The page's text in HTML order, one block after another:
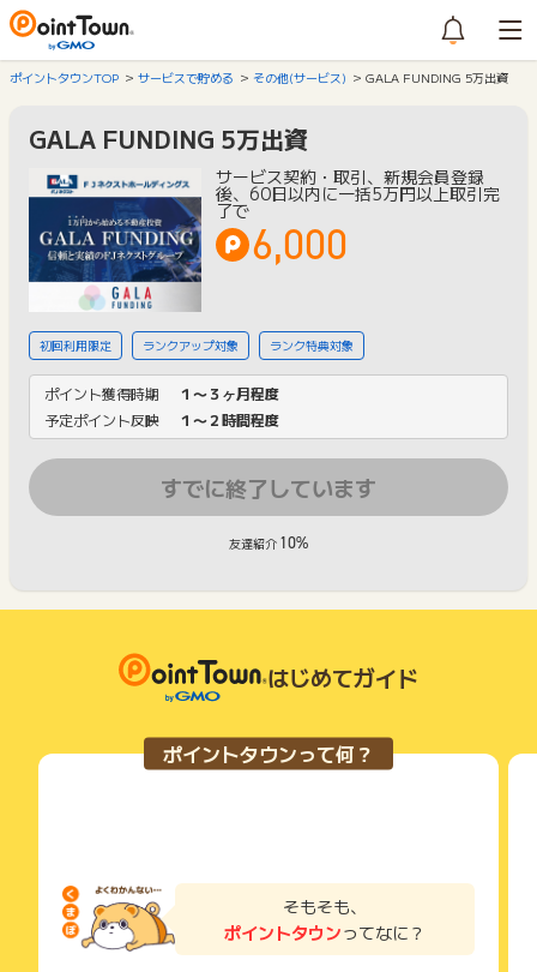
ポイントタウンTOP サービスで貯める その他(サービス) GALA FUNDING 5万出資
GALA FUNDING 5万出資
サービス契約・取引、新規会員登録
後、60日以内に一括5万円以上取引完
了で
6,000
初回利用限定 ランクアップ対象 ランク特典対象
ポイント獲得時期
１〜３ヶ月程度
予定ポイント反映
１〜２時間程度
すでに終了しています
友達紹介 10%
はじめてガイド
ポイントタウンって何？
そもそも、
ポイントタウンってなに？